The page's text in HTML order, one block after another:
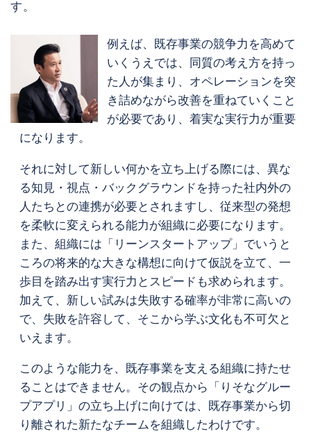
す。
例えば、既存事業の競争力を高めて
いくうえでは、同質の考え方を持っ
た人が集まり、オペレーションを突
き詰めながら改善を重ねていくこと
が必要であり、着実な実行力が重要
になります。
それに対して新しい何かを立ち上げる際には、異な
る知見・視点・バックグラウンドを持った社内外の
人たちとの連携が必要とされますし、従来型の発想
を柔軟に変えられる能力が組織に必要になります。
また、組織には「リーンスタートアップ」でいうと
ころの将来的な大きな構想に向けて仮説を立て、一
歩目を踏み出す実行力とスピードも求められます。
加えて、新しい試みは失敗する確率が非常に高いの
で、失敗を許容して、そこから学ぶ文化も不可欠と
いえます。
このような能力を、既存事業を支える組織に持たせ
ることはできません。その観点から「りそなグルー
プアプリ」の立ち上げに向けては、既存事業から切
り離された新たなチームを組織したわけです。